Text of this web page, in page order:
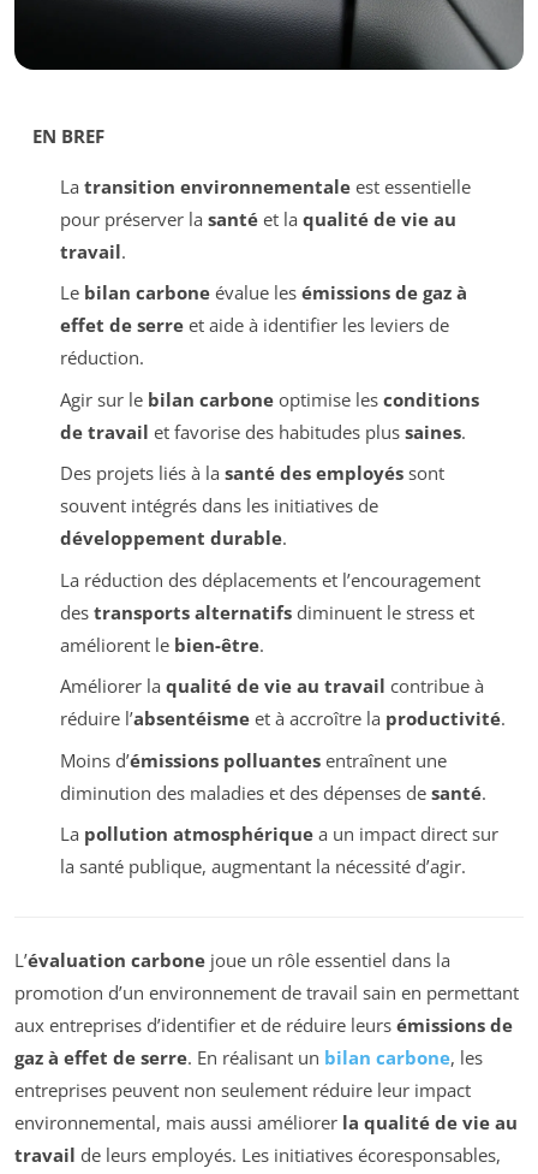
EN BREF
La transition environnementaleest essentielle
pour préserver la santéet la qualité de vie au
travail.
Le bilan carboneévalue les émissions de gaz à
effet de serreet aide à identifier les leviers de
réduction.
Agir sur le bilan carboneoptimise les conditions
de travail et favorise des habitudes plus saines.
Des projets liés à la santé des employéssont
souvent intégrés dans les initiatives de
développement durable.
La réduction des déplacements et l’encouragement
des transports alternatifsdiminuent le stress et
améliorent le bien-être.
Améliorer la qualité de vie au travail contribue à
réduire l’absentéismeet à accroître la productivité.
Moins d’émissions polluantesentraînent une
diminution des maladies et des dépenses de santé.
La pollution atmosphériquea un impact direct sur
la santé publique, augmentant la nécessité d’agir.
L’évaluation carbone joue un rôle essentiel dans la
promotion d’un environnement de travail sain en permettant
aux entreprises d’identifier et de réduire leurs émissions de
gaz à effet de serre. En réalisant un bilan carbone, les
entreprises peuvent non seulement réduire leur impact
environnemental, mais aussi améliorer la qualité de vie au
travail de leurs employés. Les initiatives écoresponsables,